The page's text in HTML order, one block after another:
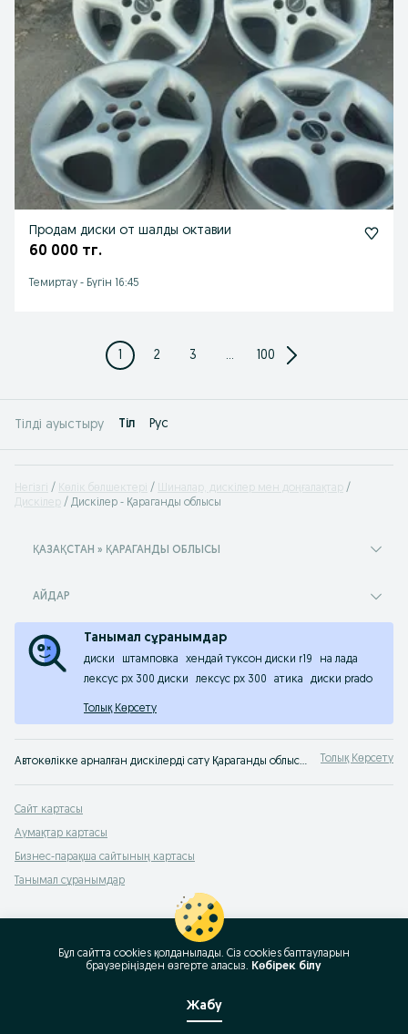
Продам диски от шалды октавии
60 000 тг.
Темиртау - Бүгін 16:45
1 2 3 ... 100
Тілді ауыстыру Tіл Рус
Негізгі Көлік бөлшектері
Шиналар, дискілер мен доңғалақтар
Дискілер
Дискілер - Қараганды облысы
ҚАЗАҚСТАН » ҚАРАГАНДЫ ОБЛЫСЫ
АЙДАР
Танымал сұранымдар
диски штамповка хендай туксон диски r19
на лада
лексус рх 300 диски
лексус рх 300 атика диски prado
Толық Көрсету
Автокөлікке арналған дискілерді сату Қараганды облысы ✌Әр түрлі көлемдегі автомобильдерге арналған жаңа және б/п дискілерінің үлкен таңдауы ✔️ Авто дискілерді OLX.kz-те төмен бағамен сатып алу! Толық Көрсету
Сайт картасы
Аумақтар картасы
Бизнес-парақша сайтының картасы
Танымал сұранымдар
Бұл сайтта cookies қолданылады. Сіз cookies баптауларын
браузеріңізден өзгерте аласыз. Көбірек білу
Жабу